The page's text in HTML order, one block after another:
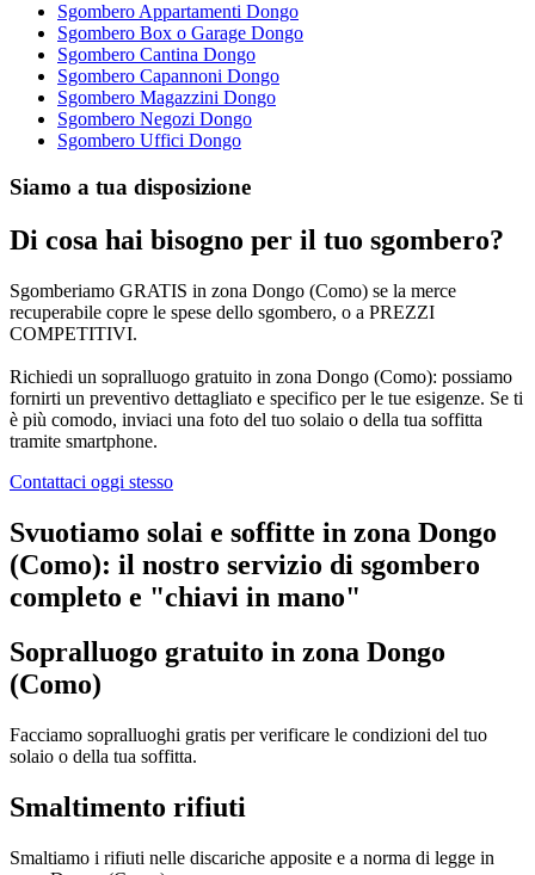
Sgombero Appartamenti Dongo
Sgombero Box o Garage Dongo
Sgombero Cantina Dongo
Sgombero Capannoni Dongo
Sgombero Magazzini Dongo
Sgombero Negozi Dongo
Sgombero Uffici Dongo
Siamo a tua disposizione
Di cosa hai bisogno per il tuo sgombero?
Sgomberiamo GRATIS in zona Dongo (Como) se la merce
recuperabile copre le spese dello sgombero, o a PREZZI
COMPETITIVI.
Richiedi un sopralluogo gratuito in zona Dongo (Como): possiamo
fornirti un preventivo dettagliato e specifico per le tue esigenze. Se ti
è più comodo, inviaci una foto del tuo solaio o della tua soffitta
tramite smartphone.
Contattaci oggi stesso
Svuotiamo solai e soffitte in zona Dongo
(Como): il nostro servizio di sgombero
completo e "chiavi in mano"
Sopralluogo gratuito in zona Dongo
(Como)
Facciamo sopralluoghi gratis per verificare le condizioni del tuo
solaio o della tua soffitta.
Smaltimento rifiuti
Smaltiamo i rifiuti nelle discariche apposite e a norma di legge in